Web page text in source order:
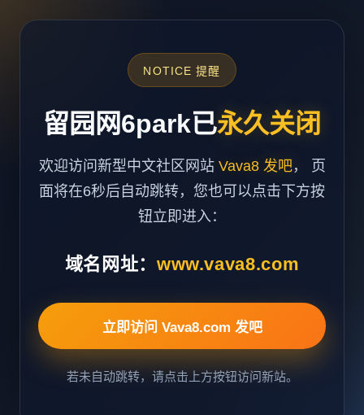
NOTICE 提醒
留园网6park已永久关闭
欢迎访问新型中文社区网站 Vava8 发吧， 页
面将在6秒后自动跳转，您也可以点击下方按
钮立即进入：
域名网址： www.vava8.com
立即访问 Vava8.com 发吧
若未自动跳转，请点击上方按钮访问新站。